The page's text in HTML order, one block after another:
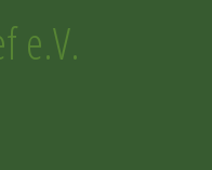
e.V.